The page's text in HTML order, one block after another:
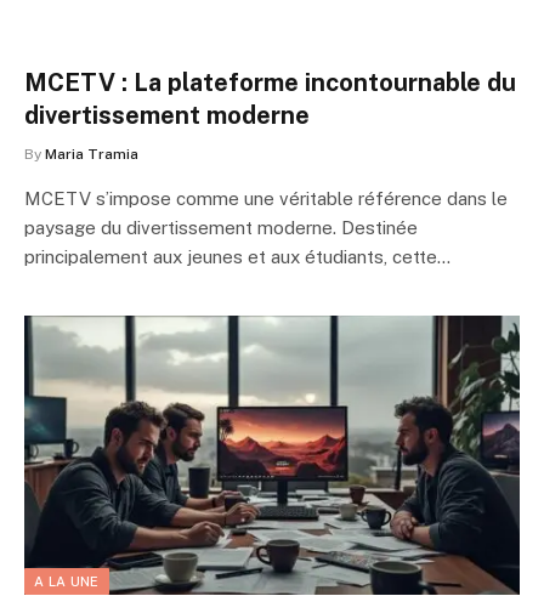
MCETV : La plateforme incontournable du
divertissement moderne
By Maria Tramia
MCETV s’impose comme une véritable référence dans le
paysage du divertissement moderne. Destinée
principalement aux jeunes et aux étudiants, cette…
A LA UNE